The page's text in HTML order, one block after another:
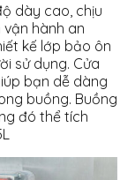
dày cao, chịu
hành an
kế lớp bảo ôn
sử dụng. Cửa
bạn dễ dàng
buồng. Buồng
đó thể tích